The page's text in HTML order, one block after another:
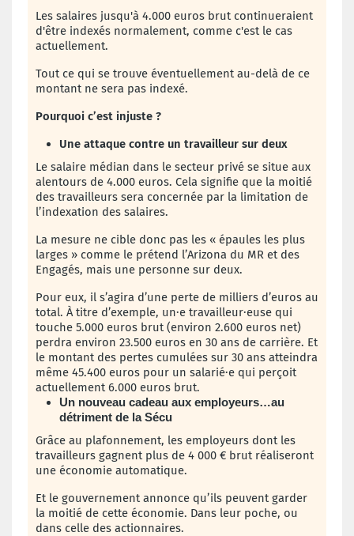
Les salaires jusqu'à 4.000 euros brut continueraient
d'être indexés normalement, comme c'est le cas
actuellement.
Tout ce qui se trouve éventuellement au-delà de ce
montant ne sera pas indexé.
Pourquoi c’est injuste ?
Une attaque contre un travailleur sur deux
Le salaire médian dans le secteur privé se situe aux
alentours de 4.000 euros. Cela signifie que la moitié
des travailleurs sera concernée par la limitation de
l’indexation des salaires.
La mesure ne cible donc pas les « épaules les plus
larges » comme le prétend l’Arizona du MR et des
Engagés, mais une personne sur deux.
Pour eux, il s’agira d’une perte de milliers d’euros au
total. À titre d’exemple, un·e travailleur·euse qui
touche 5.000 euros brut (environ 2.600 euros net)
perdra environ 23.500 euros en 30 ans de carrière. Et
le montant des pertes cumulées sur 30 ans atteindra
même 45.400 euros pour un salarié·e qui perçoit
actuellement 6.000 euros brut.
Un nouveau cadeau aux employeurs…au
détriment de la Sécu
Grâce au plafonnement, les employeurs dont les
travailleurs gagnent plus de 4 000 € brut réaliseront
une économie automatique.
Et le gouvernement annonce qu’ils peuvent garder
la moitié de cette économie. Dans leur poche, ou
dans celle des actionnaires.